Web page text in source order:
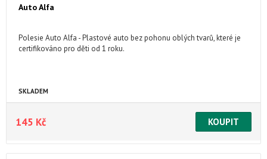
Auto Alfa
Polesie Auto Alfa - Plastové auto bez pohonu oblých tvarů, které je
certifikováno pro děti od 1 roku.
SKLADEM
145 Kč